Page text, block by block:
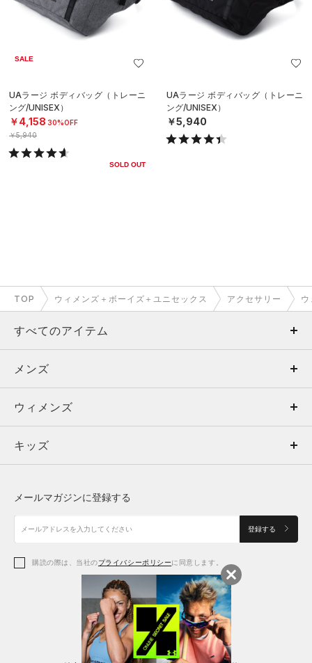
SALE
UAラージ ボディバッグ（トレーニ
ング/UNISEX）
￥4,158 30%OFF
￥5,940
SOLD OUT
UAラージ ボディバッグ（トレーニ
ング/UNISEX）
￥5,940
TOP ウィメンズ＋ボーイズ＋ユニセックス アクセサリー
すべてのアイテム
メンズ
ウィメンズ
キッズ
アクセサリー
メンズ
トップス
ボトムス
アクセサリー
ウィメンズ
トップス
シューズ
アクセサリー
レギンス＆タイツ
キッズ
シューズ
メールマガジンに登録する
登録する
購読の際は、当社のプライバシーポリシーに同意します。